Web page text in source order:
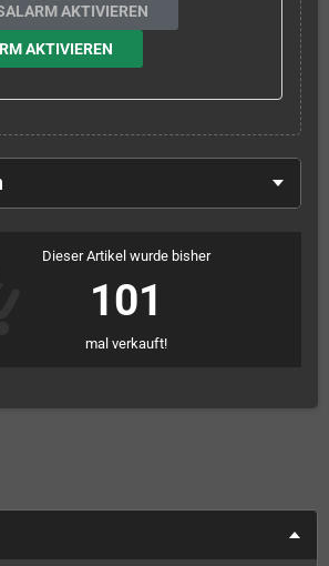
AKTIVIEREN
AKTIVIEREN
Dieser Artikel wurde bisher
101
mal verkauft!